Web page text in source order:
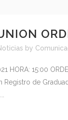
by
HORA: 15:00
Registro de